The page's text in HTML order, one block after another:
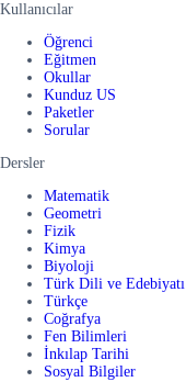
Kullanıcılar
Öğrenci
Eğitmen
Okullar
Kunduz US
Paketler
Sorular
Dersler
Matematik
Geometri
Fizik
Kimya
Biyoloji
Türk Dili ve Edebiyatı
Türkçe
Coğrafya
Fen Bilimleri
İnkılap Tarihi
Sosyal Bilgiler